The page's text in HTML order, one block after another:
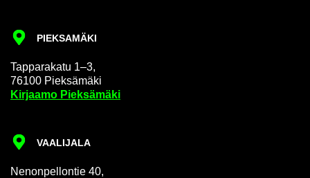
PIEK­SA­MÄ­KI
Tap­pa­ra­ka­tu 1–3,
76100 Piek­sä­mä­ki
Kir­jaa­mo Piek­sä­mä­ki
VAA­LI­JA­LA
Ne­non­pel­lon­tie 40,